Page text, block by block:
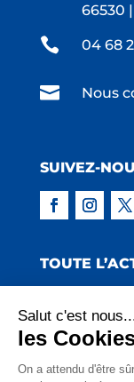
66530
 04 68
 Nous
SUIVEZ-
TOUTE
Copyright ©
Salut c'est
les
On a attendu d'être